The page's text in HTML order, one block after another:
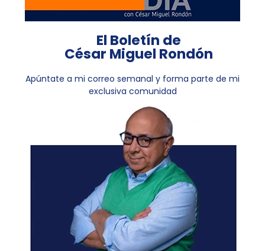
El Boletín de
César Miguel Rondón
Apúntate a mi correo semanal y forma parte de mi
exclusiva comunidad